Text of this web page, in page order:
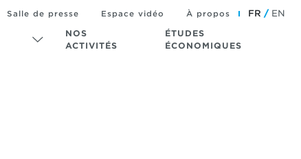
NOS
ACTIVITÉS
ÉTUDES
ÉCONOMIQUES
Salle de presse Espace vidéo À propos FR EN